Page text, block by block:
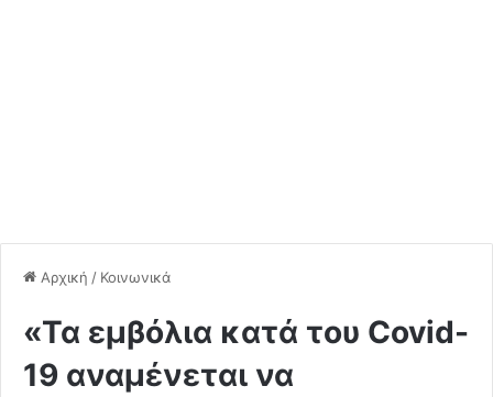
Αρχική / Κοινωνικά
«Τα εμβόλια κατά του Covid-
19 αναμένεται να